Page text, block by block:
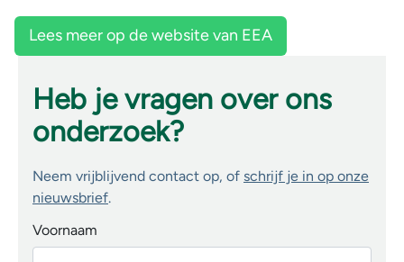
Lees meer op de website van EEA
Heb je vragen over ons
onderzoek?
Neem vrijblijvend contact op, of schrijf je in op onze
nieuwsbrief.
Voornaam